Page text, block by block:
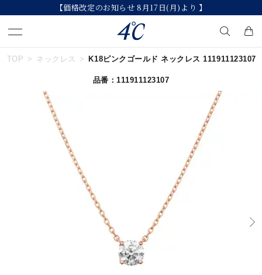
【価格改定のお知らせ 8月17日(月)より 】
キーワードで検索する
人気検索キーワード
#エタニティ
#ダイヤモンド ネックレス
TOP ネックレス K18ピンクゴールド ネックレス 111911123107
品番：111911123107